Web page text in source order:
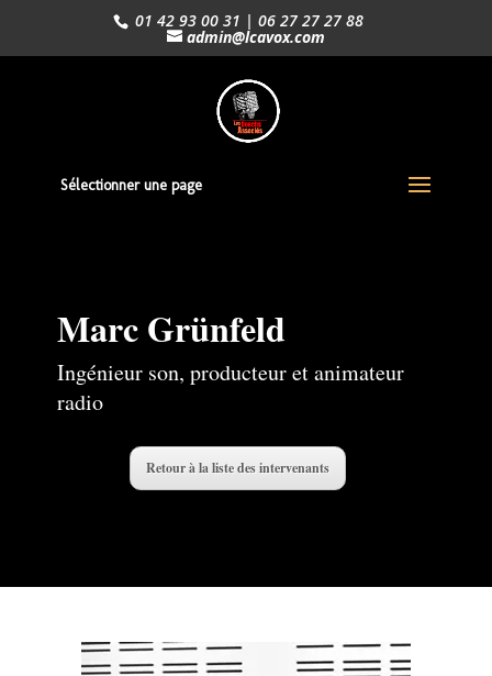
01 42 93 00 31 | 06 27 27 27 88
admin@lcavox.com
Sélectionner une page
Marc Grünfeld
Ingénieur son, producteur et animateur
radio
Retour à la liste des intervenants